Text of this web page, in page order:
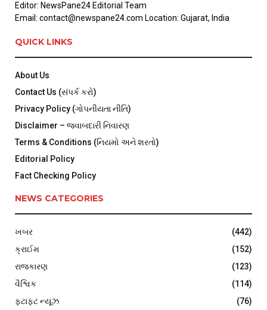
Editor: NewsPane24 Editorial Team
Email: contact@newspane24.com Location: Gujarat, India
QUICK LINKS
About Us
Contact Us (સંપર્ક કરો)
Privacy Policy (ગોપનીયતા નીતિ)
Disclaimer – જવાબદારી નિવારણ
Terms & Conditions (નિયમો અને શરતો)
Editorial Policy
Fact Checking Policy
NEWS CATEGORIES
ખબર
(442)
ક્રાઈમ
(152)
રાજકારણ
(123)
વૈશ્વિક
(114)
ફટાફટ ન્યૂઝ
(76)